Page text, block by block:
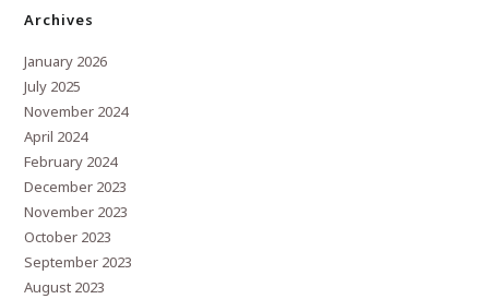
Archives
January 2026
July 2025
November 2024
April 2024
February 2024
December 2023
November 2023
October 2023
September 2023
August 2023